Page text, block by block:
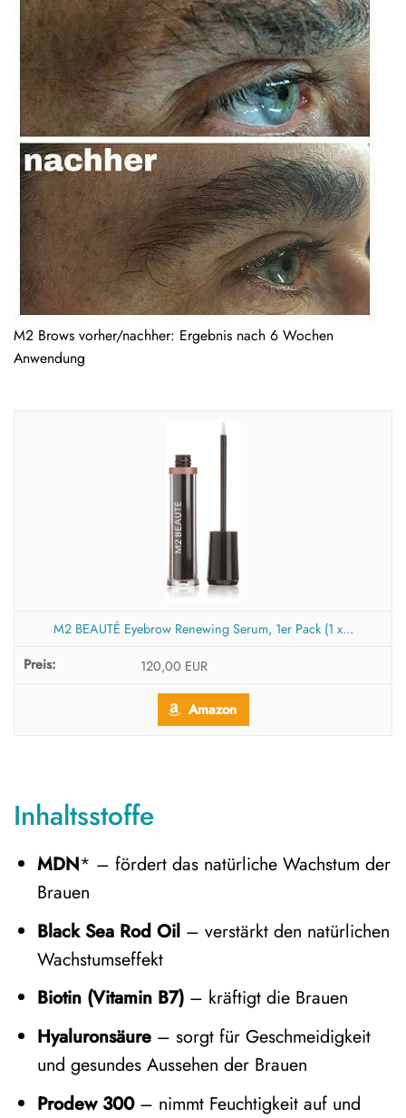
M2 Brows vorher/nachher: Ergebnis nach 6 Wochen
Anwendung
M2 BEAUTÉ Eyebrow Renewing Serum, 1er Pack (1 x...
120,00 EUR
Amazon
Inhaltsstoffe
MDN* – fördert das natürliche Wachstum der
Brauen
Black Sea Rod Oil– verstärkt den natürlichen
Wachstumseffekt
Biotin (Vitamin B7)– kräftigt die Brauen
Hyaluronsäure– sorgt für Geschmeidigkeit
und gesundes Aussehen der Brauen
Prodew 300– nimmt Feuchtigkeit auf und